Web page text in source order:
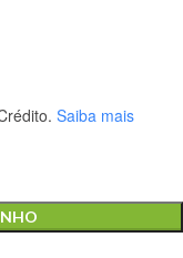
Saiba mais